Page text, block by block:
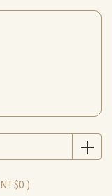
NT$0 )